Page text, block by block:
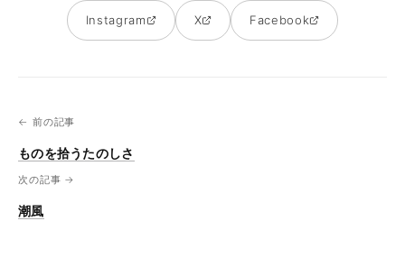
Instagram X Facebook
← 前の記事
ものを拾うたのしさ
次の記事 →
潮風